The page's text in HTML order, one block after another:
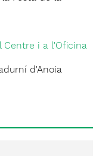
Centre i a l'Oficina
d'Anoia